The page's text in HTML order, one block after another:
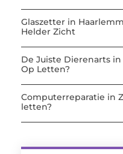
Glaszetter in
Helder Zicht
De Juiste Dierenarts
Op Letten?
Computerreparatie in
letten?